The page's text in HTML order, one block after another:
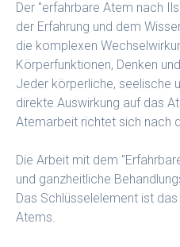
Der "erfahrbare Atem nach
der Erfahrung und dem
die komplexen
Körperfunktionen, Denken
Jeder körperliche, seelische
direkte Auswirkung auf das
Atemarbeit richtet sich nach
Die Arbeit mit dem
und ganzheitliche
Das Schlüsselelement ist
Atems.